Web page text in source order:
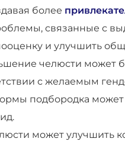
более
связанные с
и улучшить
челюсти может
с желаемым
подбородка может
может улучшить